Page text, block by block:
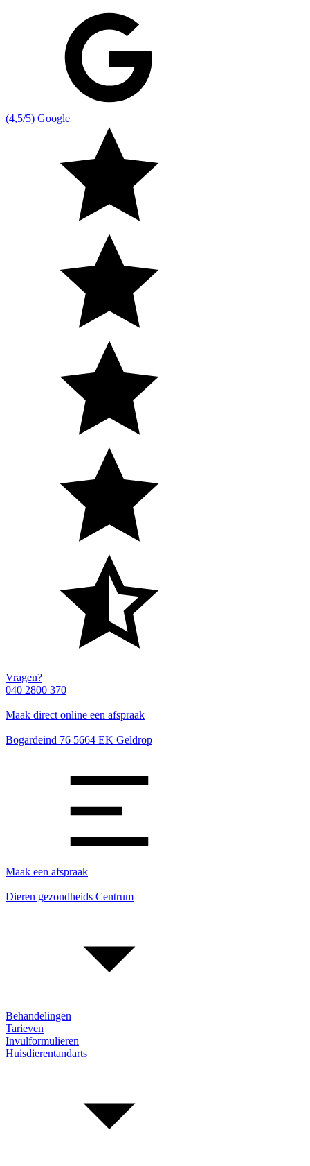
(4,5/5) Google
Vragen?
040 2800 370
Maak direct online een afspraak
Bogardeind 76 5664 EK Geldrop
Maak een afspraak
Dieren gezondheids Centrum
Behandelingen
Tarieven
Invulformulieren
Huisdierentandarts